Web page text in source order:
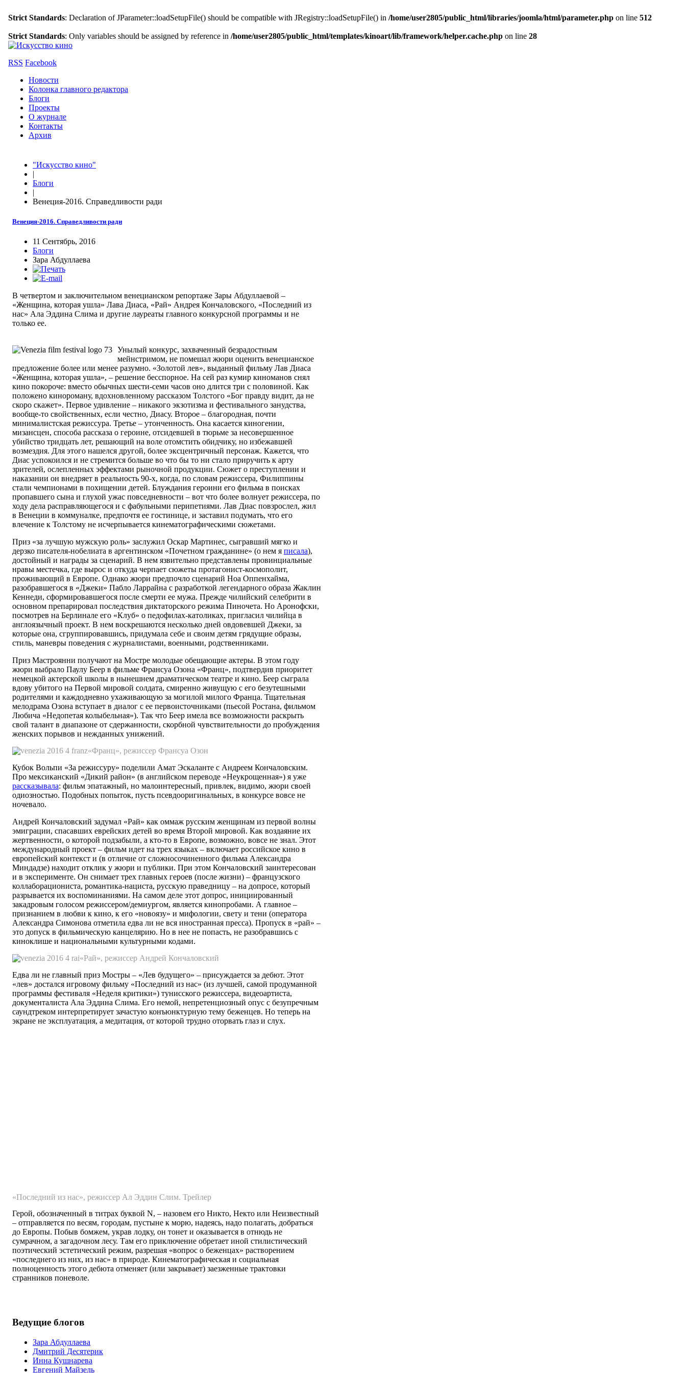
Strict Standards: Declaration of JParameter::loadSetupFile() should be compatible with JRegistry::loadSetupFile() in /home/user2805/public_html/libraries/joomla/html/parameter.php on line 512
Strict Standards: Only variables should be assigned by reference in /home/user2805/public_html/templates/kinoart/lib/framework/helper.cache.php on line 28
RSS Facebook
Новости
Колонка главного редактора
Блоги
Проекты
О журнале
Контакты
Архив
"Искусство кино"
|
Блоги
|
Венеция-2016. Справедливости ради
Венеция-2016. Справедливости ради
11 Сентябрь, 2016
Блоги
Зара Абдуллаева
В четвертом и заключительном венецианском репортаже Зары Абдуллаевой –
«Женщина, которая ушла» Лава Диаса, «Рай» Андрея Кончаловского, «Последний из
нас» Ала Эддина Слима и другие лауреаты главного конкурсной программы и не
только ее.
Унылый конкурс, захваченный безрадостным
мейнстримом, не помешал жюри оценить венецианское
предложение более или менее разумно. «Золотой лев», выданный фильму Лав Диаса
«Женщина, которая ушла», – решение бесспорное. На сей раз кумир киноманов снял
кино покороче: вместо обычных шести-семи часов оно длится три с половиной. Как
положено кинороману, вдохновленному рассказом Толстого «Бог правду видит, да не
скоро скажет». Первое удивление – никакого экзотизма и фестивального занудства,
вообще-то свойственных, если честно, Диасу. Второе – благородная, почти
минималистская режиссура. Третье – утонченность. Она касается киногении,
мизансцен, способа рассказа о героине, отсидевшей в тюрьме за несовершенное
убийство тридцать лет, решающий на воле отомстить обидчику, но избежавшей
возмездия. Для этого нашелся другой, более эксцентричный персонаж. Кажется, что
Диас успокоился и не стремится больше во что бы то ни стало приручить к арту
зрителей, ослепленных эффектами рыночной продукции. Сюжет о преступлении и
наказании он внедряет в реальность 90-х, когда, по словам режиссера, Филиппины
стали чемпионами в похищении детей. Блуждания героини его фильма в поисках
пропавшего сына и глухой ужас повседневности – вот что более волнует режиссера, по
ходу дела расправляющегося и с фабульными перипетиями. Лав Диас повзрослел, жил
в Венеции в коммуналке, предпочтя ее гостинице, и заставил подумать, что его
влечение к Толстому не исчерпывается кинематографическими сюжетами.
Приз «за лучшую мужскую роль» заслужил Оскар Мартинес, сыгравший мягко и
дерзко писателя-нобелиата в аргентинском «Почетном гражданине» (о нем я писала),
достойный и награды за сценарий. В нем язвительно представлены провинциальные
нравы местечка, где вырос и откуда черпает сюжеты протагонист-космополит,
проживающий в Европе. Однако жюри предпочло сценарий Ноа Оппенхайма,
разобравшегося в «Джеки» Пабло Ларрайна с разработкой легендарного образа Жаклин
Кеннеди, сформировавшегося после смерти ее мужа. Прежде чилийский селебрити в
основном препарировал последствия диктаторского режима Пиночета. Но Аронофски,
посмотрев на Берлинале его «Клуб» о педофилах-католиках, пригласил чилийца в
англоязычный проект. В нем воскрешаются несколько дней овдовевшей Джеки, за
которые она, сгруппировавшись, придумала себе и своим детям грядущие образы,
стиль, маневры поведения с журналистами, военными, родственниками.
Приз Мастроянни получают на Мостре молодые обещающие актеры. В этом году
жюри выбрало Паулу Беер в фильме Франсуа Озона «Франц», подтвердив приоритет
немецкой актерской школы в нынешнем драматическом театре и кино. Беер сыграла
вдову убитого на Первой мировой солдата, смиренно живущую с его безутешными
родителями и каждодневно ухаживающую за могилой милого Франца. Тщательная
мелодрама Озона вступает в диалог с ее первоисточниками (пьесой Ростана, фильмом
Любича «Недопетая колыбельная»). Так что Беер имела все возможности раскрыть
свой талант в диапазоне от сдержанности, скорбной чувствительности до пробуждения
женских порывов и нежданных унижений.
«Франц», режиссер Франсуа Озон
Кубок Вольпи «За режиссуру» поделили Амат Эскаланте с Андреем Кончаловским.
Про мексиканский «Дикий район» (в английском переводе «Неукрощенная») я уже
рассказывала: фильм эпатажный, но малоинтересный, привлек, видимо, жюри своей
одиозностью. Подобных попыток, пусть псевдооригинальных, в конкурсе вовсе не
ночевало.
Андрей Кончаловский задумал «Рай» как оммаж русским женщинам из первой волны
эмиграции, спасавших еврейских детей во время Второй мировой. Как воздаяние их
жертвенности, о которой подзабыли, а кто-то в Европе, возможно, вовсе не знал. Этот
международный проект – фильм идет на трех языках – включает российское кино в
европейский контекст и (в отличие от сложносочиненного фильма Александра
Миндадзе) находит отклик у жюри и публики. При этом Кончаловский заинтересован
и в эксперименте. Он снимает трех главных героев (после жизни) – французского
коллаборациониста, романтика-нациста, русскую праведницу – на допросе, который
разрывается их воспоминаниями. На самом деле этот допрос, инициированный
закадровым голосом режиссером/демиургом, является кинопробами. А главное –
признанием в любви к кино, к его «новоязу» и мифологии, свету и тени (оператора
Александра Симонова отметила едва ли не вся иностранная пресса). Пропуск в «рай» –
это допуск в фильмическую канцелярию. Но в нее не попасть, не разобравшись с
киноклише и национальными культурными кодами.
«Рай», режиссер Андрей Кончаловский
Едва ли не главный приз Мостры – «Лев будущего» – присуждается за дебют. Этот
«лев» достался игровому фильму «Последний из нас» (из лучшей, самой продуманной
программы фестиваля «Неделя критики») тунисского режиссера, видеоартиста,
документалиста Ала Эддина Слима. Его немой, непретенциозный опус с безупречным
саундтреком интерпретирует зачастую конъюнктурную тему беженцев. Но теперь на
экране не эксплуатация, а медитация, от которой трудно оторвать глаз и слух.
«Последний из нас», режиссер Ал Эддин Слим. Трейлер
Герой, обозначенный в титрах буквой N, – назовем его Никто, Некто или Неизвестный
– отправляется по весям, городам, пустыне к морю, надеясь, надо полагать, добраться
до Европы. Побыв бомжем, украв лодку, он тонет и оказывается в отнюдь не
сумрачном, а загадочном лесу. Там его приключение обретает иной стилистический
поэтический эстетический режим, разрешая «вопрос о беженцах» растворением
«последнего из них, из нас» в природе. Кинематографическая и социальная
полноценность этого дебюта отменяет (или закрывает) заезженные трактовки
странников поневоле.
Ведущие блогов
Зара Абдуллаева
Дмитрий Десятерик
Инна Кушнарева
Евгений Майзель